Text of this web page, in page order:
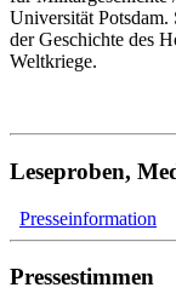
Universität Potsdam.
der Geschichte des
Weltkriege.
Leseproben,
Presseinformation
Pressestimmen